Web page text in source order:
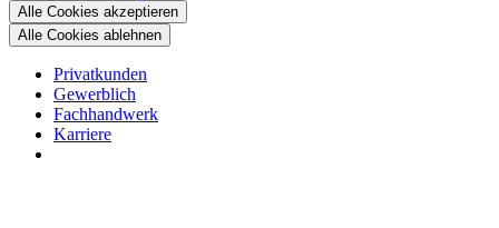
Alle Cookies akzeptieren
Alle Cookies ablehnen
Privatkunden
Gewerblich
Fachhandwerk
Karriere